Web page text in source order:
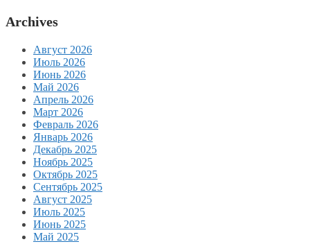
Archives
Август 2026
Июль 2026
Июнь 2026
Май 2026
Апрель 2026
Март 2026
Февраль 2026
Январь 2026
Декабрь 2025
Ноябрь 2025
Октябрь 2025
Сентябрь 2025
Август 2025
Июль 2025
Июнь 2025
Май 2025